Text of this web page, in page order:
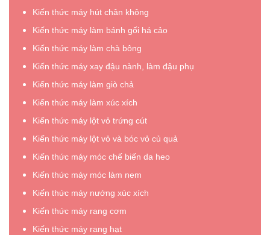
Kiến thức máy hút chân không
Kiến thức máy làm bánh gối há cảo
Kiến thức máy làm chà bông
Kiến thức máy xay đậu nành, làm đậu phụ
Kiến thức máy làm giò chả
Kiến thức máy làm xúc xích
Kiến thức máy lột vỏ trứng cút
Kiến thức máy lột vỏ và bóc vỏ củ quả
Kiến thức máy móc chế biến da heo
Kiến thức máy móc làm nem
Kiến thức máy nướng xúc xích
Kiến thức máy rang cơm
Kiến thức máy rang hạt